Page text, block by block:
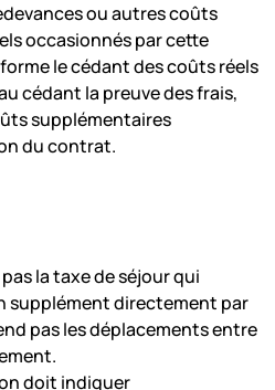
ou autres coûts
occasionnés par cette
le cédant des coûts réels
cédant la preuve des frais,
supplémentaires
du contrat.
la taxe de séjour qui
supplément directement par
pas les déplacements entre
doit indiquer